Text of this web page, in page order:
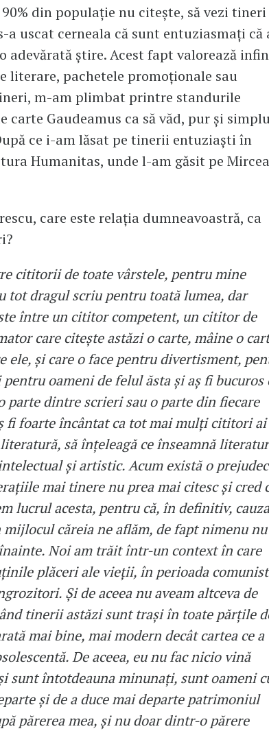
din populație nu citește, să vezi tineri
uscat cerneala că sunt entuziasmați că
adevărată știre. Acest fapt valorează
literare, pachetele promoționale sau
m-am plimbat printre standurile
carte Gaudeamus ca să văd, pur și
ce i-am lăsat pe tinerii entuziaști în
Humanitas, unde l-am găsit pe Mircea
care este relația dumneavoastră, ca
cititorii de toate vârstele, pentru mine
tot dragul scriu pentru toată lumea, dar
între un cititor competent, un cititor de
care citește astăzi o carte, mâine o
ele, și care o face pentru divertisment,
oameni de felul ăsta și aș fi bucuros
parte dintre scrieri sau o parte din fiecare
fi foarte încântat ca tot mai mulți cititori ai
să înțeleagă ce înseamnă
și artistic. Acum există o
mai tinere nu prea mai citesc și cred
lucrul acesta, pentru că, în definitiv, cauza
căreia ne aflăm, de fapt nimenu nu
Noi am trăit într-un context în care
plăceri ale vieții, în perioada
Și de aceea nu aveam altceva de
tinerii astăzi sunt trași în toate părțile
mai bine, mai modern decât cartea ce a
De aceea, eu nu fac nicio vină
sunt întotdeauna minunați, sunt oameni
și de a duce mai departe patrimoniul
părerea mea, și nu doar dintr-o părere